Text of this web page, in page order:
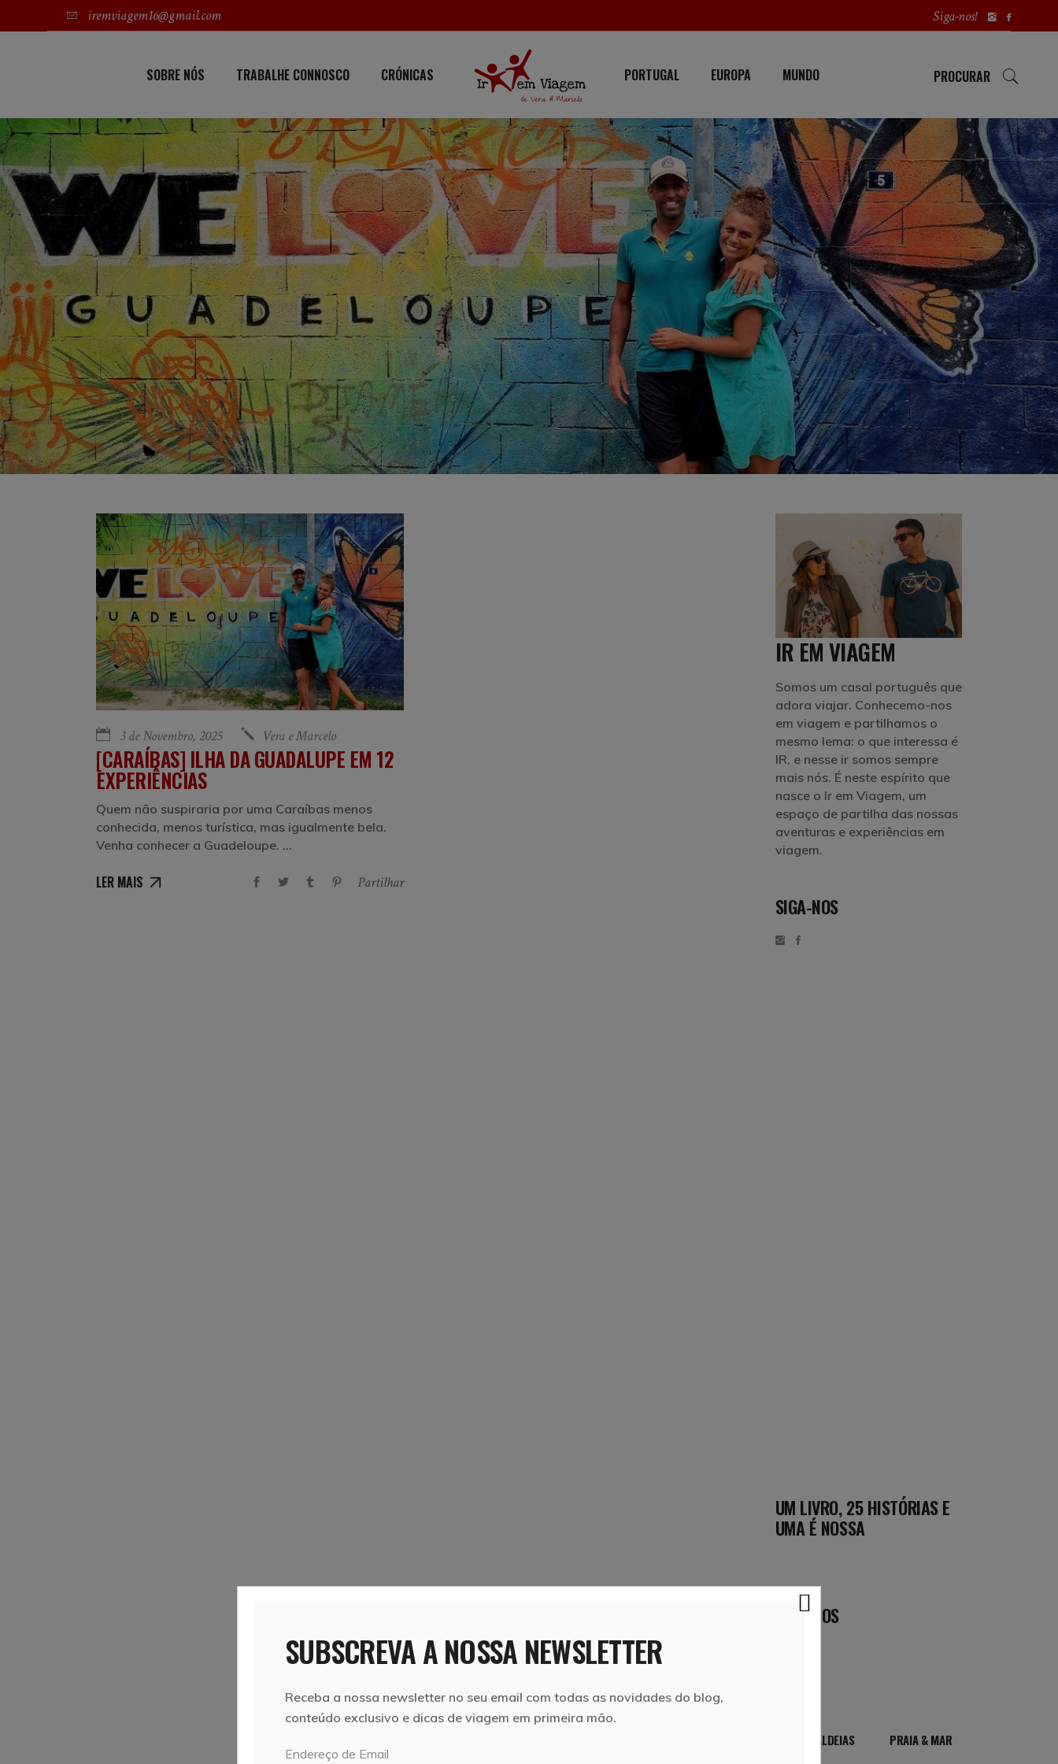
iremviagem16@gmail.com Siga-nos!
SOBRE NÓS TRABALHE CONNOSCO CRÓNICAS PORTUGAL EUROPA MUNDO PROCURAR
3 de Novembro, 2025 Vera e Marcelo
[CARAÍBAS] ILHA DA GUADALUPE EM 12
EXPERIÊNCIAS
Quem não suspiraria por uma Caraíbas menos
conhecida, menos turística, mas igualmente bela.
Venha conhecer a Guadeloupe.
LER MAIS Partilhar
IR EM VIAGEM
Somos um casal português que
adora viajar. Conhecemo-nos
em viagem e partilhamos o
mesmo lema: o que interessa é
IR, e nesse ir somos sempre
mais nós. É neste espírito que
nasce o Ir em Viagem, um
espaço de partilha das nossas
aventuras e experiências em
viagem.
SIGA-NOS
UM LIVRO, 25 HISTÓRIAS E
UMA É NOSSA
DESTINOS
VILAS & ALDEIAS PRAIA & MAR
SUBSCREVA A NOSSA NEWSLETTER
Receba a nossa newsletter no seu email com todas as novidades do blog,
conteúdo exclusivo e dicas de viagem em primeira mão.
Endereço de Email